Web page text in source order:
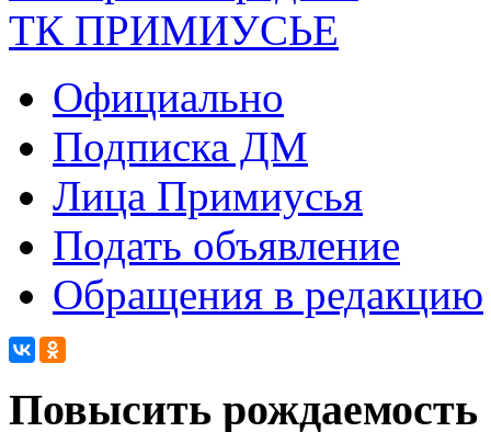
ТК ПРИМИУСЬЕ
Официально
Подписка ДМ
Лица Примиусья
Подать объявление
Обращения в редакцию
Повысить рождаемость